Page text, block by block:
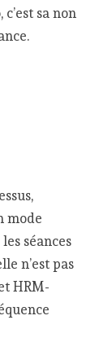
sa non
mode
séances
n’est pas
HRM-